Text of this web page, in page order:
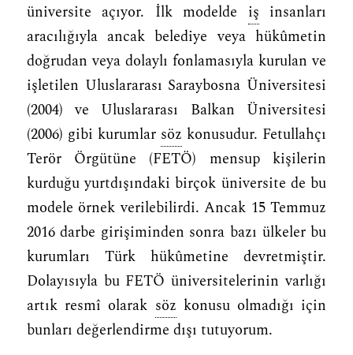
üniversite açıyor. İlk modelde iş insanları
aracılığıyla ancak belediye veya hükûmetin
doğrudan veya dolaylı fonlamasıyla kurulan ve
işletilen Uluslararası Saraybosna Üniversitesi
(2004) ve Uluslararası Balkan Üniversitesi
(2006) gibi kurumlar söz konusudur. Fetullahçı
Terör Örgütüne (FETÖ) mensup kişilerin
kurduğu yurtdışındaki birçok üniversite de bu
modele örnek verilebilirdi. Ancak 15 Temmuz
2016 darbe girişiminden sonra bazı ülkeler bu
kurumları Türk hükûmetine devretmiştir.
Dolayısıyla bu FETÖ üniversitelerinin varlığı
artık resmî olarak söz konusu olmadığı için
bunları değerlendirme dışı tutuyorum.